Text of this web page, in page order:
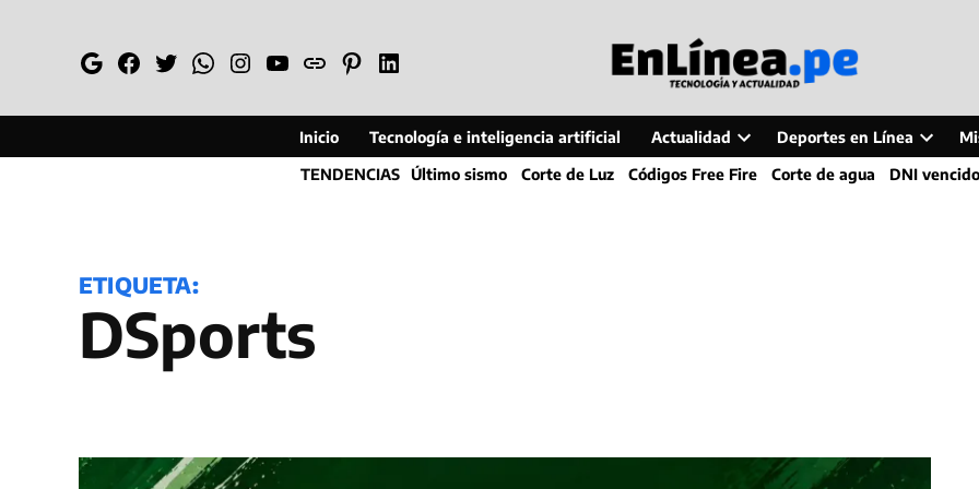
GoogleFacebook
TwitterWhatsapp
Instagram
YouTube
WebPinterestLinkedin
Inicio Tecnología e inteligencia artificial Actualidad
Open
dropdown
Deportes en Línea
Open
dropdown
TENDENCIAS Último sismo Corte de Luz Códigos Free Fire Corte de agua DNI vencido
ETIQUETA:
DSports